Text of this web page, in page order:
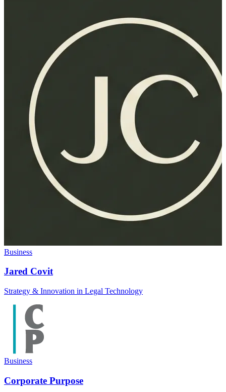
Business
Jared Covit
Strategy & Innovation in Legal Technology
Business
Corporate Purpose